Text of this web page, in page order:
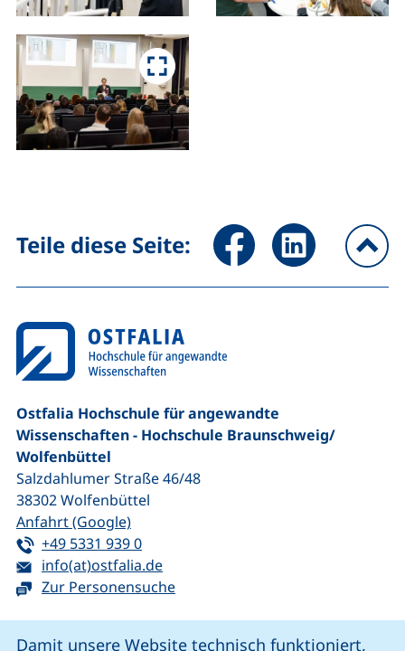
Damit unsere Website technisch funktioniert,
Teile diese Seite: Seite über Facebook teilen
Seite über
Ostfalia Hochschule für angewandte
Wissenschaften - Hochschule Braunschweig/​
Wolfenbüttel
Salzdahlumer Straße 46/48
38302Wolfenbüttel
Anfahrt (Google)(externer Link, öffnet neues Fenster)
Tel:
+49 5331 939 0(startet einen Telefonanruf, wenn Ihr
E-Mail:
info(at)ostfalia.de(öffnet Ihr E-Mail-Programm)
Zur Personensuche